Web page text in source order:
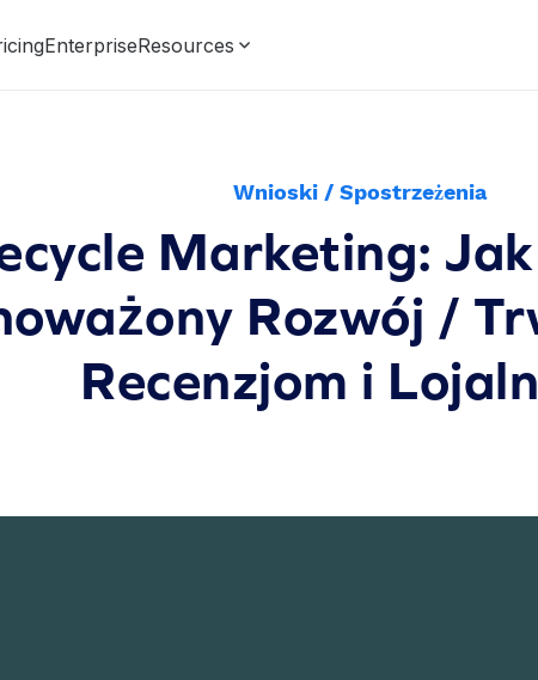
EnterpriseResources
Wnioski / Spostrzeżenia
Marketing:
Rozwój /
Recenzjom i